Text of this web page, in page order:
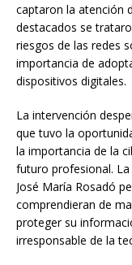
captaron la atención
destacados se
riesgos de las redes
importancia de
dispositivos digitales.
La intervención
que tuvo la
la importancia de la
futuro profesional.
José María Rosadó
comprendieran de
proteger su
irresponsable de la